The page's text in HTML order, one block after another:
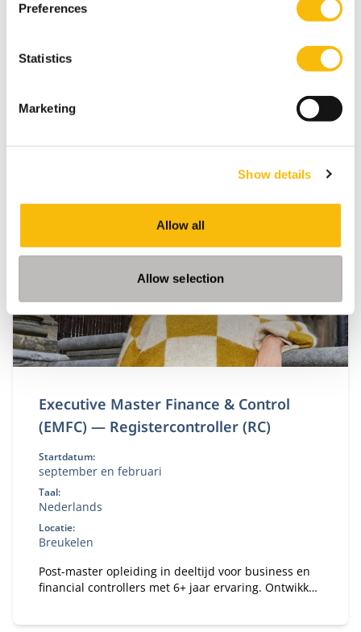
Preferences
Statistics
Marketing
Show details
Allow all
Allow selection
Controlling
Executive Master Finance & Control
(EMFC) — Registercontroller (RC)
Startdatum:
september en februari
Taal:
Nederlands
Locatie:
Breukelen
Post-master opleiding in deeltijd voor business en
financial controllers met 6+ jaar ervaring. Ontwikkel